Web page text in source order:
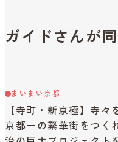
ガイドさんが
まいまい京都
【寺町・新京極】寺々
京都一の繁華街をつく